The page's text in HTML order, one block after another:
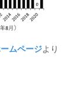
ムページより